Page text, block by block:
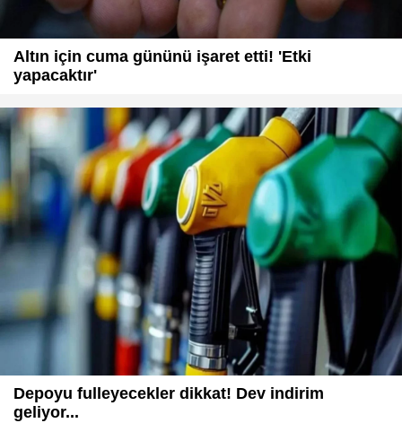
Altın için cuma gününü işaret etti! 'Etki
yapacaktır'
Depoyu fulleyecekler dikkat! Dev indirim
geliyor...